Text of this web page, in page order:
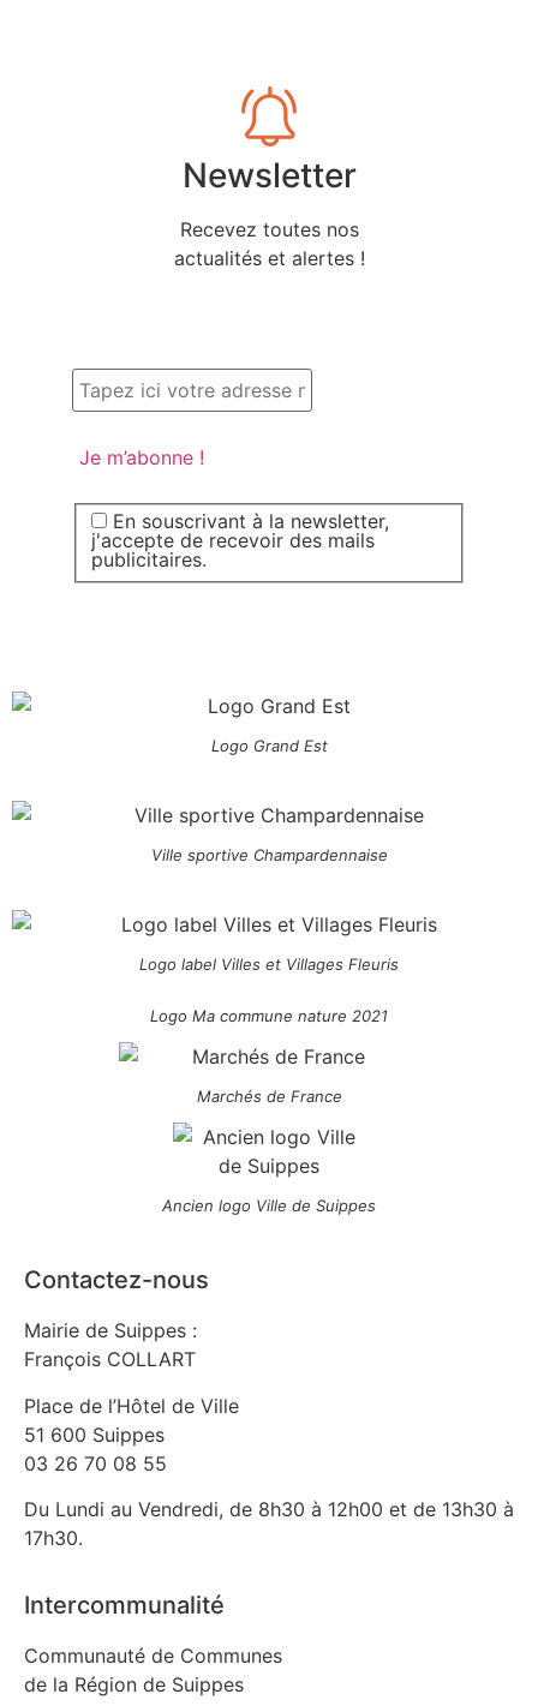
Newsletter
Recevez toutes nos
actualités et alertes !
En souscrivant à la newsletter,
j'accepte de recevoir des mails
publicitaires.
Logo Grand Est
Ville sportive Champardennaise
Logo label Villes et Villages Fleuris
Logo Ma commune nature 2021
Marchés de France
Ancien logo Ville de Suippes
Contactez-nous
Mairie de Suippes :
François COLLART
Place de l’Hôtel de Ville
51 600 Suippes
03 26 70 08 55
Du Lundi au Vendredi, de 8h30 à 12h00 et de 13h30 à
17h30.
Intercommunalité
Communauté de Communes
de la Région de Suippes